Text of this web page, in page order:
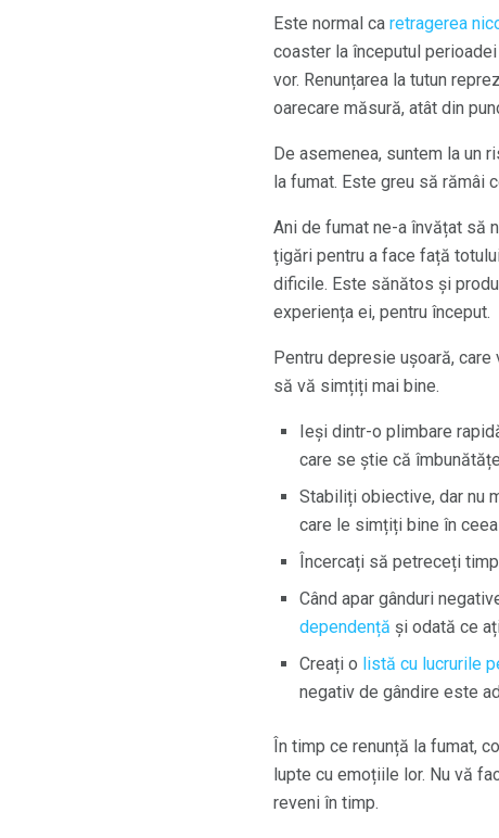
Este normal ca retragerea
coaster la începutul
vor. Renunțarea la tutun
oarecare măsură, atât din
De asemenea, suntem la un
la fumat. Este greu să rămâi
Ani de fumat ne-a învățat să
țigări pentru a face față
dificile. Este sănătos și
experiența ei, pentru început.
Pentru depresie ușoară,
să vă simțiți mai bine.
Ieși dintr-o plimbare
care se știe că
Stabiliți obiective, dar nu
care le simțiți bine în
Încercați să petreceți
Când apar gânduri
dependență și odată ce
Creați o listă cu lucrurile
negativ de gândire este
În timp ce renunță la fumat,
lupte cu emoțiile lor. Nu vă
reveni în timp.